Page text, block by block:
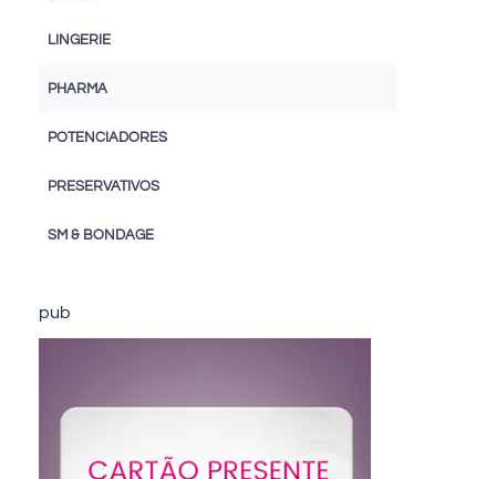
LINGERIE
PHARMA
POTENCIADORES
PRESERVATIVOS
SM & BONDAGE
pub